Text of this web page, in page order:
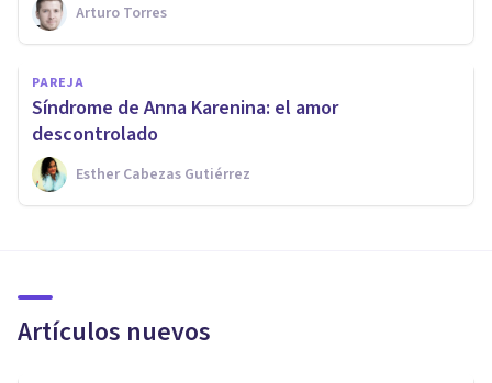
Arturo Torres
PAREJA
Síndrome de Anna Karenina: el amor
descontrolado
Esther Cabezas Gutiérrez
Artículos nuevos